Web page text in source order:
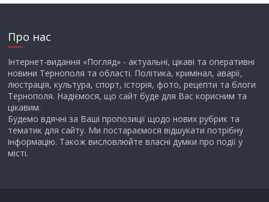
Про нас
Інтернет-видання «Погляд» - актуальні, цікаві та оперативні
новини Тернополя та області. Політика, кримінал, аварії,
люстрація, культура, спорт, історія, фото, рецепти та блоги
Тернополя. Надіємося, що сайт буде для Вас корисним та
цікавим.
Будемо вдячні за Ваші пропозиції щодо нових рубрик та
тематик для сайту. Ми постараємося відшукати потрібну
інформацію. Також висловлюйте власні думки про події у
місті.